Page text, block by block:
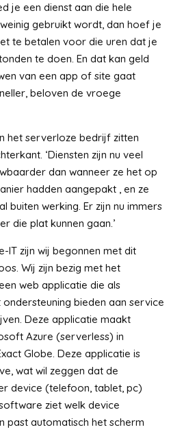
je een dienst aan die hele
gebruikt wordt, dan hoef je
te betalen voor die uren dat je
te doen. En dat kan geld
van een app of site gaat
beloven de vroege
het serverloze bedrijf zitten
‘Diensten zijn nu veel
dan wanneer ze het op
hadden aangepakt , en ze
buiten werking. Er zijn nu immers
die plat kunnen gaan.’
IT zijn wij begonnen met dit
Wij zijn bezig met het
web applicatie die als
bieden aan service
Deze applicatie maakt
Azure (serverless) in
Globe. Deze applicatie is
wat wil zeggen dat de
device (telefoon, tablet, pc)
ziet welk device
past automatisch het scherm